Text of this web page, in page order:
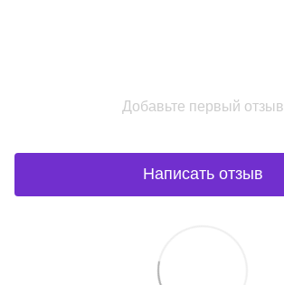
Добавьте первый отзыв
Написать отзыв